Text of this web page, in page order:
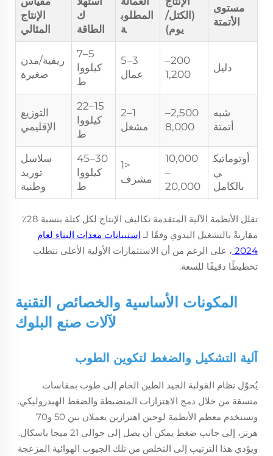
مستوى
الأتمتة
(الكتل/
يوم)
المطلوب
ة
ك
الطاقة
الإنتاج
المثالي
دليل
200–
1,200
3–5
عمال
5–7
كيلووا
ط
ريفية/مدن
صغيرة
شبه
أتمتة
2,500–
8,000
1–2
مشغل
15–22
كيلووا
ط
التوزيع
الإقليمي
أوتوماتيك
ي
بالكامل
10,000
–
20,000
<1
مشرف
30–45
كيلووا
ط
سلاسل
توريد
وطنية
تقلل الأنظمة الآلية المتقدمة تكاليف الإنتاج لكل كتلة بنسبة 28٪
مقارنةً بالتشغيل اليدوي وفقًا لـ استبيانات معدات البناء لعام
2024 ، على الرغم من أن الاستثمارات الأولية الأعلى تتطلب
تخطيطًا دقيقًا للسعة.
المكونات الأساسية والخصائص التقنية
لآلات صنع البلوك
آلية التشكيل والضغط لتكوين الطوب
يُحوّل نظام القولبة الجيد الطين الخام إلى طوب بمقاسات
متسقة من خلال دمج الاهتزازات المنضبطة والضغط الهيدروليكي.
وتستخدم معظم الأنظمة لوحين اهتزازين يعملان بين 50 و70
هرتز، إلى جانب ضغط يمكن أن يصل إلى حوالي 21 ميجا باسكال.
ويؤدي هذا الترتيب إلى التخلص من تلك الجيوب الهوائية المزعجة